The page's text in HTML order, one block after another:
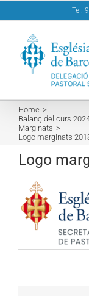
to
Tel.
Home
Balanç del curs
Marginats
Logo marginats
Logo